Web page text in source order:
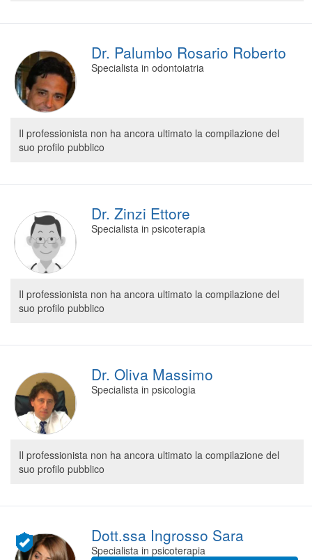
Dr. Palumbo Rosario Roberto
Specialista in odontoiatria
Il professionista non ha ancora ultimato la compilazione del
suo profilo pubblico
Dr. Zinzi Ettore
Specialista in psicoterapia
Il professionista non ha ancora ultimato la compilazione del
suo profilo pubblico
Dr. Oliva Massimo
Specialista in psicologia
Il professionista non ha ancora ultimato la compilazione del
suo profilo pubblico
Dott.ssa Ingrosso Sara
Specialista in psicoterapia